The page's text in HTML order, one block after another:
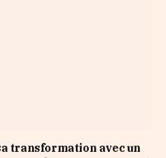
transformation avec un